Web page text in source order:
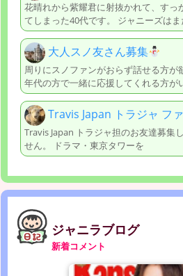
花晴れから紫耀君に射抜かれて、すっ
てしまった40代です。 ジャニーズはま
大人スノ友さん募集
周りにスノファンがおらず話せる方が
年代の方で一緒に応援してくれる方が
Travis Japan トラジャ フ
Travis Japan トラジャ担のお友達募集
せん。 ドラマ・東京タワーを
ジャニラブログ
新着コメント